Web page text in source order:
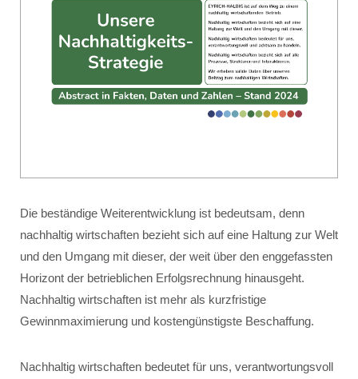
Die beständige Weiterentwicklung ist bedeutsam, denn
nachhaltig wirtschaften bezieht sich auf eine Haltung zur Welt
und den Umgang mit dieser, der weit über den enggefassten
Horizont der betrieblichen Erfolgsrechnung hinausgeht.
Nachhaltig wirtschaften ist mehr als kurzfristige
Gewinnmaximierung und kostengünstigste Beschaffung.
Nachhaltig wirtschaften bedeutet für uns, verantwortungsvoll